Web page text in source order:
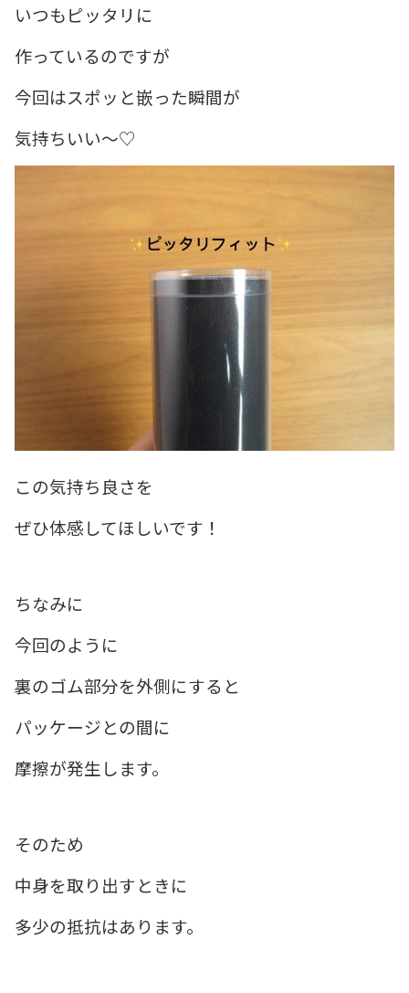
いつもピッタリに
作っているのですが
今回はスポッと嵌った瞬間が
気持ちいい～♡
この気持ち良さを
ぜひ体感してほしいです！
ちなみに
今回のように
裏のゴム部分を外側にすると
パッケージとの間に
摩擦が発生します。
そのため
中身を取り出すときに
多少の抵抗はあります。